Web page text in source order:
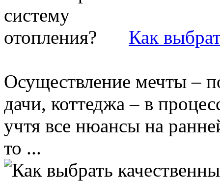
Как
Осуществление мечты –
дачи, коттеджа – в
учтя все нюансы на
то ...